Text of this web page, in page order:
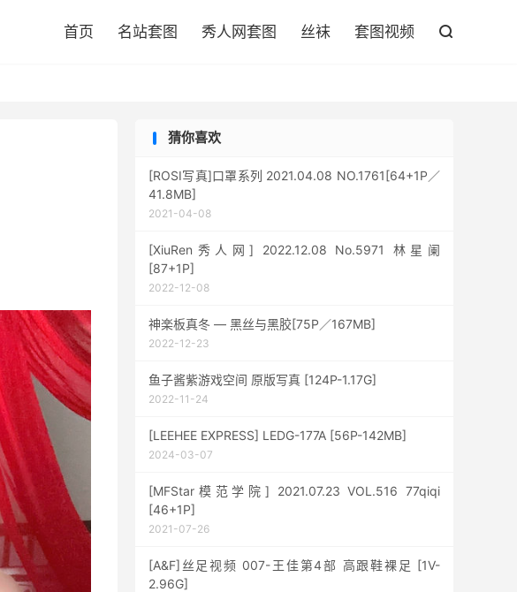
首页 名站套图 秀人网套图 丝袜 套图视频 
猜你喜欢
[ROSI写真]口罩系列 2021.04.08 NO.1761[64+1P／
41.8MB]
2021-04-08
[XiuRen秀人网] 2022.12.08 No.5971 林星阑
[87+1P]
2022-12-08
神楽板真冬 — 黑丝与黑胶[75P／167MB]
2022-12-23
鱼子酱紫游戏空间 原版写真 [124P-1.17G]
2022-11-24
[LEEHEE EXPRESS] LEDG-177A [56P-142MB]
2024-03-07
[MFStar模范学院] 2021.07.23 VOL.516 77qiqi
[46+1P]
2021-07-26
[A&F]丝足视频 007-王佳第4部 高跟鞋裸足 [1V-
2.96G]